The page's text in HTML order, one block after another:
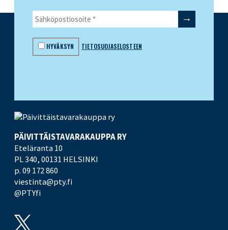
HYVÄKSYN TIETOSUOJASELOSTEEN
PÄIVITTÄISTAVARA­KAUPPA RY
Eteläranta 10
PL 340,00131 HELSINKI
p. 09 172 860
viestinta@pty.fi
@PTYfi